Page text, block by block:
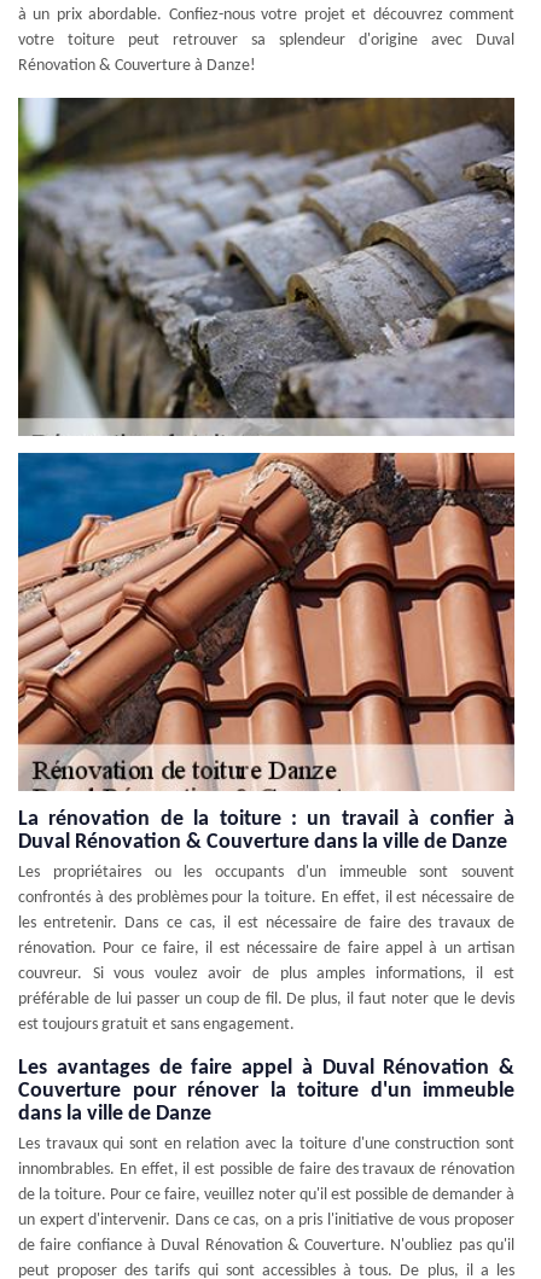
à un prix abordable. Confiez-nous votre projet et découvrez comment
votre toiture peut retrouver sa splendeur d'origine avec Duval
Rénovation & Couverture à Danze!
La rénovation de la toiture : un travail à confier à
Duval Rénovation & Couverture dans la ville de Danze
Les propriétaires ou les occupants d'un immeuble sont souvent
confrontés à des problèmes pour la toiture. En effet, il est nécessaire de
les entretenir. Dans ce cas, il est nécessaire de faire des travaux de
rénovation. Pour ce faire, il est nécessaire de faire appel à un artisan
couvreur. Si vous voulez avoir de plus amples informations, il est
préférable de lui passer un coup de fil. De plus, il faut noter que le devis
est toujours gratuit et sans engagement.
Les avantages de faire appel à Duval Rénovation &
Couverture pour rénover la toiture d'un immeuble
dans la ville de Danze
Les travaux qui sont en relation avec la toiture d'une construction sont
innombrables. En effet, il est possible de faire des travaux de rénovation
de la toiture. Pour ce faire, veuillez noter qu'il est possible de demander à
un expert d'intervenir. Dans ce cas, on a pris l'initiative de vous proposer
de faire confiance à Duval Rénovation & Couverture. N'oubliez pas qu'il
peut proposer des tarifs qui sont accessibles à tous. De plus, il a les